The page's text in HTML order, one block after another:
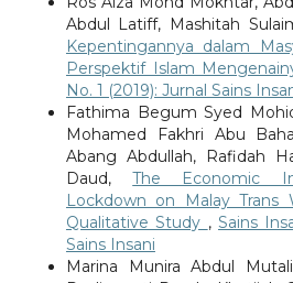
Abdul Latiff, Mashitah
Kepentingannya dalam
Perspektif Islam
No. 1 (2019): Jurnal Sains
Fathima Begum Syed
Mohamed Fakhri Abu
Abang Abdullah, Rafidah
Daud,The Economic
Lockdown on Malay Trans
Qualitative Study , Sains
Sains Insani
Marina Munira Abdul